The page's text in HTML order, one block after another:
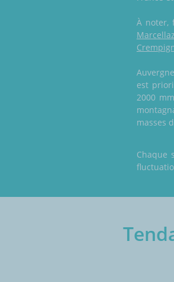
À noter,
est
2000
masses
Chaque